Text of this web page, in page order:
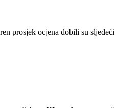
prosjek ocjena dobili su sljedeći